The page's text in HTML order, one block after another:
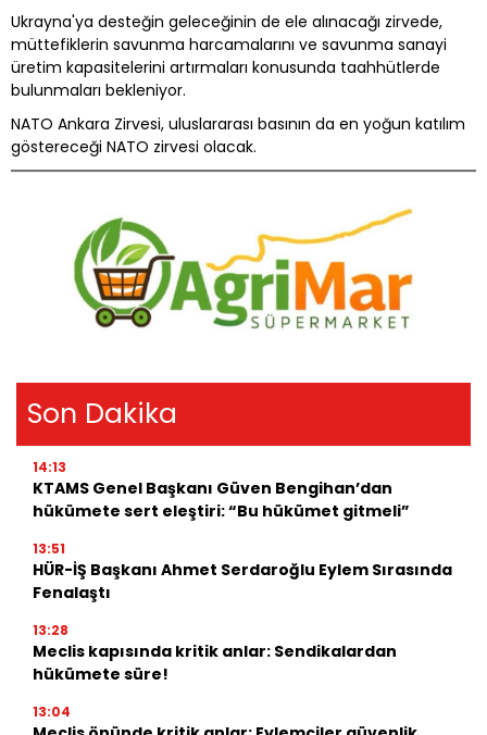
Ukrayna'ya desteğin geleceğinin de ele alınacağı zirvede,
müttefiklerin savunma harcamalarını ve savunma sanayi
üretim kapasitelerini artırmaları konusunda taahhütlerde
bulunmaları bekleniyor.
NATO Ankara Zirvesi, uluslararası basının da en yoğun katılım
göstereceği NATO zirvesi olacak.
Son Dakika
14:13
KTAMS Genel Başkanı Güven Bengihan’dan
hükümete sert eleştiri: “Bu hükümet gitmeli”
13:51
HÜR-İŞ Başkanı Ahmet Serdaroğlu Eylem Sırasında
Fenalaştı
13:28
Meclis kapısında kritik anlar: Sendikalardan
hükümete süre!
13:04